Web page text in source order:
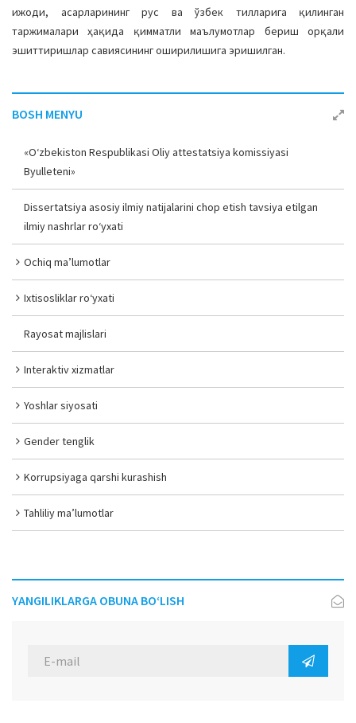
ижоди, асарларининг рус ва ўзбек тилларига қилинган
таржималари ҳақида қимматли маълумотлар бериш орқали
эшиттиришлар савиясининг оширилишига эришилган.
BOSH MENYU
«O‘zbekiston Respublikasi Oliy attestatsiya komissiyasi
Byulleteni»
Dissertatsiya asosiy ilmiy natijalarini chop etish tavsiya etilgan
ilmiy nashrlar ro‘yxati
Ochiq ma’lumotlar
Ixtisosliklar ro‘yxati
Rayosat majlislari
Interaktiv xizmatlar
Yoshlar siyosati
Gender tenglik
Korrupsiyaga qarshi kurashish
Tahliliy ma’lumotlar
YANGILIKLARGA OBUNA BO‘LISH